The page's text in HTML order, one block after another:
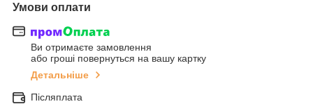
Умови оплати
Ви отримаєте замовлення
або гроші повернуться на вашу картку
Детальніше
Післяплата